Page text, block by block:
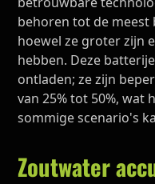
behoren tot de meest
hoewel ze groter zijn
hebben. Deze
ontladen; ze zijn
van 25% tot 50%, wat
sommige scenario's
Zoutwater